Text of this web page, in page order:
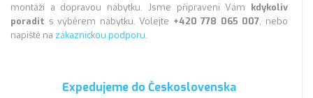
montáží a dopravou nábytku. Jsme připraveni Vám kdykoliv
poradit s výběrem nábytku. Volejte +420 778 065 007, nebo
napiště na zákaznickou podporu.
Expedujeme do Československa